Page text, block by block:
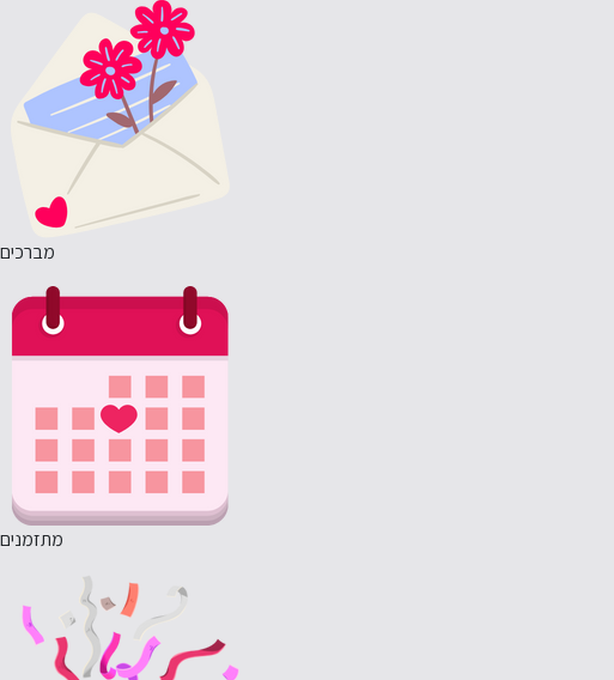
מברכים
מתזמנים